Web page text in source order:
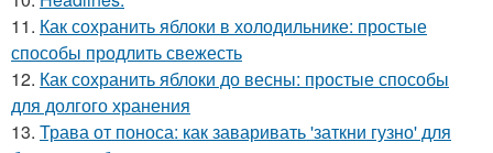
11. Как сохранить яблоки в холодильнике: простые
способы продлить свежесть
12. Как сохранить яблоки до весны: простые способы
для долгого хранения
13. Трава от поноса: как заваривать 'заткни гузно' для